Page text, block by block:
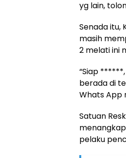
yg lain,
Senada itu,
masih
2 melati ini
“Siap
berada di
Whats App
Satuan
pelaku